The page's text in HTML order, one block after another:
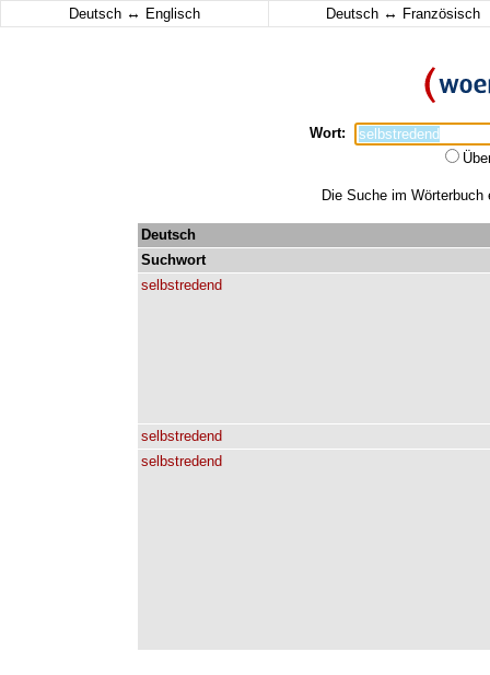
Deutsch ↔ Englisch Deutsch ↔ Französisch
Wort:
Die Suche im
Deutsch
Suchwort
selbstredend
selbstredend
selbstredend